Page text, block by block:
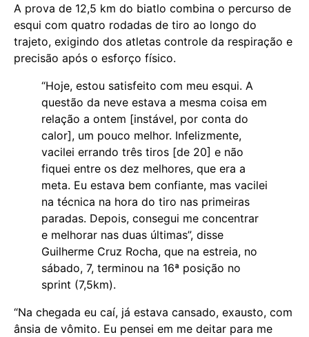
A prova de 12,5 km do biatlo combina o percurso de
esqui com quatro rodadas de tiro ao longo do
trajeto, exigindo dos atletas controle da respiração e
precisão após o esforço físico.
“Hoje, estou satisfeito com meu esqui. A
questão da neve estava a mesma coisa em
relação a ontem [instável, por conta do
calor], um pouco melhor. Infelizmente,
vacilei errando três tiros [de 20] e não
fiquei entre os dez melhores, que era a
meta. Eu estava bem confiante, mas vacilei
na técnica na hora do tiro nas primeiras
paradas. Depois, consegui me concentrar
e melhorar nas duas últimas”, disse
Guilherme Cruz Rocha, que na estreia, no
sábado, 7, terminou na 16ª posição no
sprint (7,5km).
“Na chegada eu caí, já estava cansado, exausto, com
ânsia de vômito. Eu pensei em me deitar para me